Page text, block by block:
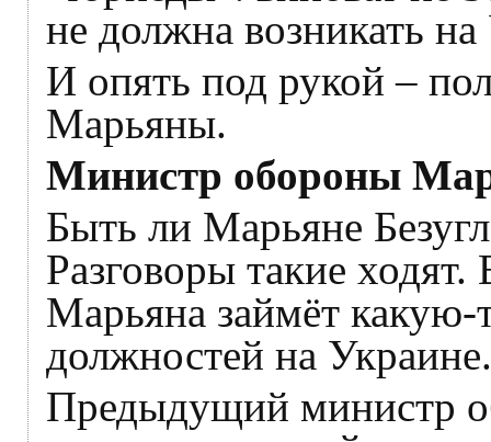
не должна возникать
И опять под рукой –
Марьяны.
Министр обороны
Быть ли Марьяне
Разговоры такие
Марьяна займёт
должностей на
Предыдущий министр